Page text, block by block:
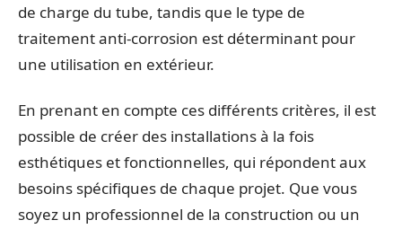
de charge du tube, tandis que le type de
traitement anti-corrosion est déterminant pour
une utilisation en extérieur.
En prenant en compte ces différents critères, il est
possible de créer des installations à la fois
esthétiques et fonctionnelles, qui répondent aux
besoins spécifiques de chaque projet. Que vous
soyez un professionnel de la construction ou un